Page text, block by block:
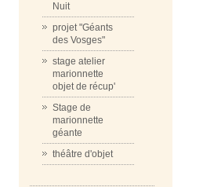
Nuit
projet "Géants
des Vosges"
stage atelier
marionnette
objet de récup'
Stage de
marionnette
géante
théâtre d'objet